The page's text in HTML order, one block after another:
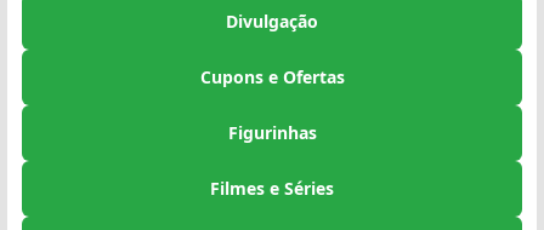
Divulgação
Cupons e Ofertas
Figurinhas
Filmes e Séries